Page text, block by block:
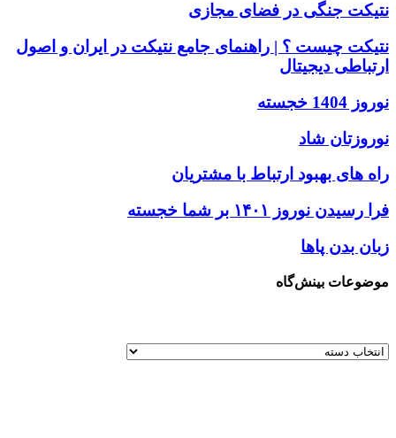
نتیکت جنگی در فضای مجازی
نتیکت چیست ؟ | راهنمای جامع نتیکت در ایران و اصول
ارتباطی دیجیتال
نوروز 1404 خجسته
نوروزتان شاد
راه های بهبود ارتباط با مشتریان
فرا رسیدن نوروز ۱۴۰۱ بر شما خجسته
زبان بدن پاها
موضوعات بینش‌گاه